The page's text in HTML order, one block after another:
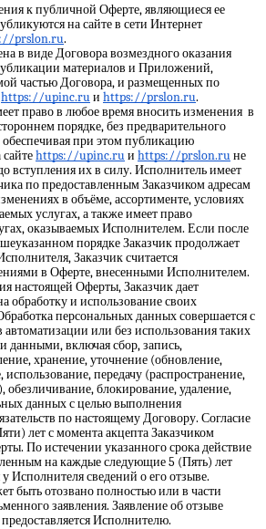
к публичной Оферте, являющиеся ее
на сайте в сети Интернет
prslon.ru.
в виде Договора возмездного оказания
материалов и Приложений,
частью Договора, и размещенных по
https://upinc.ruи https://prslon.ru.
право в любое время вносить изменения в
порядке, без предварительного
обеспечивая при этом публикацию
https://upinc.ruи https://prslon.ruне
вступления их в силу. Исполнитель имеет
по предоставленным Заказчиком адресам
в объёме, ассортименте, условиях
услугах, а также имеет право
оказываемых Исполнителем. Если после
порядке Заказчик продолжает
Заказчик считается
в Оферте, внесенными Исполнителем.
настоящей Оферты, Заказчик дает
обработку и использование своих
персональных данных совершается с
автоматизации или без использования таких
данными, включая сбор, запись,
хранение, уточнение (обновление,
передачу (распространение,
обезличивание, блокирование, удаление,
данных с целью выполнения
по настоящему Договору. Согласие
лет с момента акцепта Заказчиком
По истечении указанного срока действие
на каждые следующие 5 (Пять) лет
Исполнителя сведений о его отзыве.
быть отозвано полностью или в части
заявления. Заявление об отзыве
Исполнителю.